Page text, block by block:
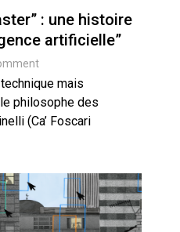
: une histoire
artificielle”
mais
philosophe des
(Ca’ Foscari